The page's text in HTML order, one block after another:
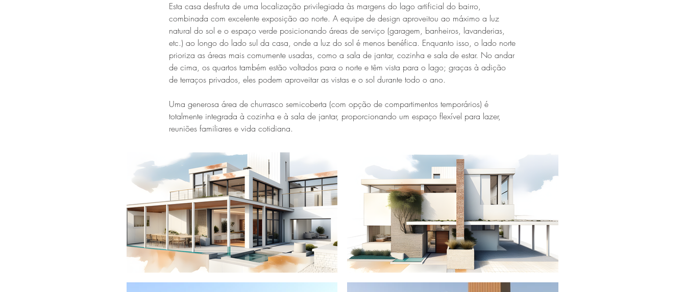
Esta casa desfruta de uma localização privilegiada às margens do lago artificial do bairro,
combinada com excelente exposição ao norte. A equipe de design aproveitou ao máximo a luz
natural do sol e o espaço verde posicionando áreas de serviço (garagem, banheiros, lavanderias,
etc.) ao longo do lado sul da casa, onde a luz do sol é menos benéfica. Enquanto isso, o lado norte
prioriza as áreas mais comumente usadas, como a sala de jantar, cozinha e sala de estar. No andar
de cima, os quartos também estão voltados para o norte e têm vista para o lago; graças à adição
de terraços privados, eles podem aproveitar as vistas e o sol durante todo o ano.
Uma generosa área de churrasco semicoberta (com opção de compartimentos temporários) é
totalmente integrada à cozinha e à sala de jantar, proporcionando um espaço flexível para lazer,
reuniões familiares e vida cotidiana.